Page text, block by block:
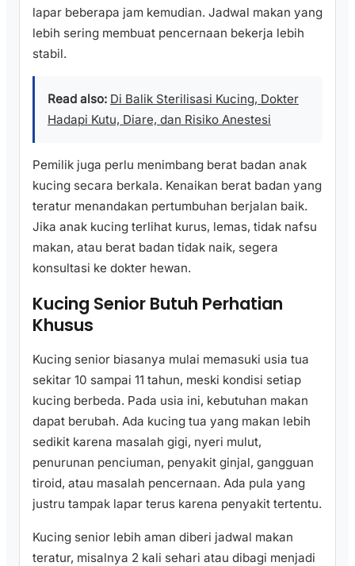
lapar beberapa jam kemudian. Jadwal makan yang
lebih sering membuat pencernaan bekerja lebih
stabil.
Read also: Di Balik Sterilisasi Kucing, Dokter
Hadapi Kutu, Diare, dan Risiko Anestesi
Pemilik juga perlu menimbang berat badan anak
kucing secara berkala. Kenaikan berat badan yang
teratur menandakan pertumbuhan berjalan baik.
Jika anak kucing terlihat kurus, lemas, tidak nafsu
makan, atau berat badan tidak naik, segera
konsultasi ke dokter hewan.
Kucing Senior Butuh Perhatian
Khusus
Kucing senior biasanya mulai memasuki usia tua
sekitar 10 sampai 11 tahun, meski kondisi setiap
kucing berbeda. Pada usia ini, kebutuhan makan
dapat berubah. Ada kucing tua yang makan lebih
sedikit karena masalah gigi, nyeri mulut,
penurunan penciuman, penyakit ginjal, gangguan
tiroid, atau masalah pencernaan. Ada pula yang
justru tampak lapar terus karena penyakit tertentu.
Kucing senior lebih aman diberi jadwal makan
teratur, misalnya 2 kali sehari atau dibagi menjadi